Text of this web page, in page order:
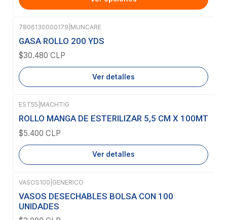
Agotado
7806130000179 MUNCARE
GASA ROLLO 200 YDS
$30.480 CLP
Ver detalles
Agotado
EST55 MACHTIG
ROLLO MANGA DE ESTERILIZAR 5,5 CM X 100MT
$5.400 CLP
Ver detalles
Agotado
VASOS100 GENERICO
VASOS DESECHABLES BOLSA CON 100
UNIDADES